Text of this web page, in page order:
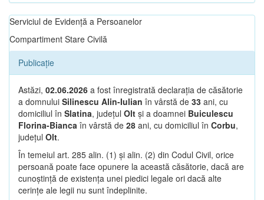
Serviciul de Evidență a Persoanelor
Compartiment Stare Civilă
Publicație
Astăzi, 02.06.2026 a fost înregistrată declarația de căsătorie
a domnului Silinescu Alin-Iulian în vârstă de 33 ani, cu
domiciliul în Slatina, județul Olt și a doamnei Buiculescu
Florina-Bianca în vârstă de 28 ani, cu domiciliul în Corbu,
județul Olt.
În temeiul art. 285 alin. (1) și alin. (2) din Codul Civil, orice
persoană poate face opunere la această căsătorie, dacă are
cunoștință de existența unei piedici legale ori dacă alte
cerințe ale legii nu sunt îndeplinite.